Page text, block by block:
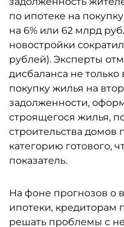
по ипотеке на
на 6% или 62 млрд
новостройки
рублей). Эксперты
дисбаланса не
покупку жилья на
задолженности,
строящегося жилья,
строительства домов
категорию готового,
показатель.
На фоне прогнозов о
ипотеки, кредиторам
решать проблемы с